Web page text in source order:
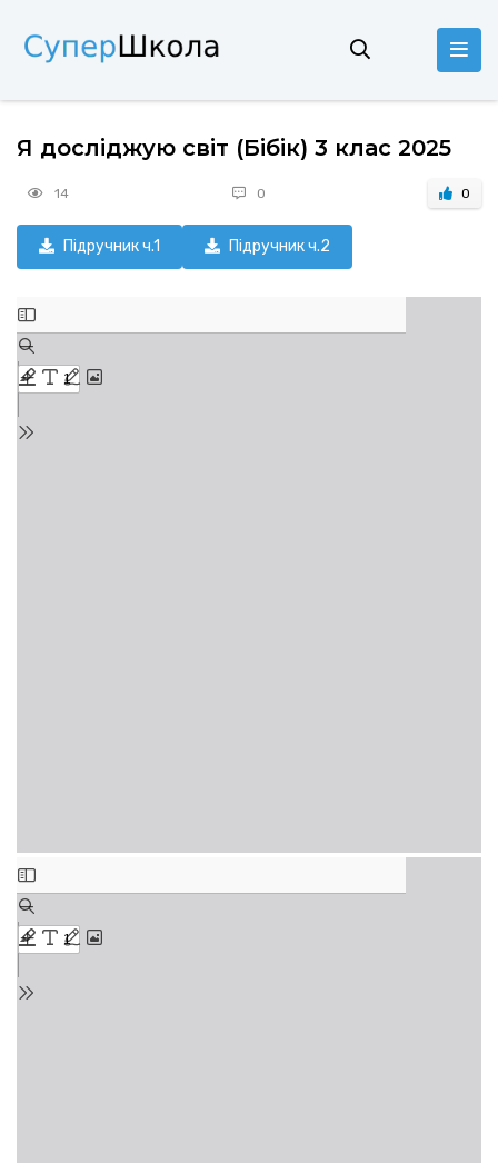
Я досліджую світ (Бібік) 3 клас 2025
14 0 0
Підручник ч.1 Підручник ч.2